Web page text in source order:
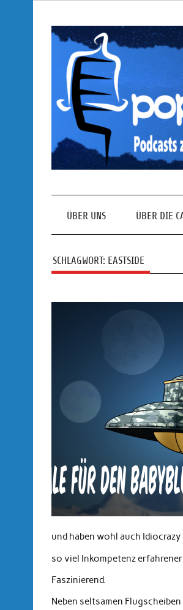
Podcasts zu Ihrem Vergnügen
ÜBER UNS ÜBER DIE
SCHLAGWORT: EASTSIDE
und haben wohl auch
so viel Inkompetenz
Faszinierend.
Neben seltsamen